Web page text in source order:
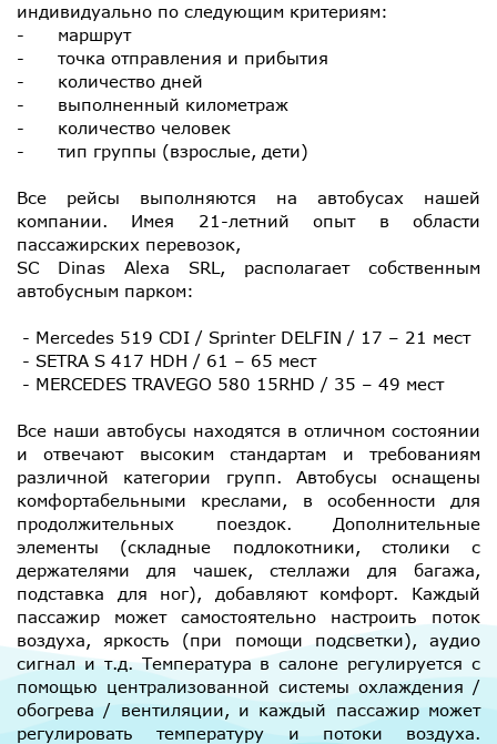
индивидуально по следующим критериям:
- маршрут
- точка отправления и прибытия
- количество дней
- выполненный километраж
- количество человек
- тип группы (взрослые, дети)
Все рейсы выполняются на автобусах нашей
компании. Имея 21-летний опыт в области
пассажирских перевозок,
SC Dinas Alexa SRL, располагает собственным
автобусным парком:
- Mercedes 519 CDI / Sprinter DELFIN / 17 – 21 мест
- SETRA S 417 HDH / 61 – 65 мест
- MERCEDES TRAVEGO 580 15RHD / 35 – 49 мест
Все наши автобусы находятся в отличном состоянии
и отвечают высоким стандартам и требованиям
различной категории групп. Автобусы оснащены
комфортабельными креслами, в особенности для
продолжительных поездок. Дополнительные
элементы (складные подлокотники, столики с
держателями для чашек, стеллажи для багажа,
подставка для ног), добавляют комфорт. Каждый
пассажир может самостоятельно настроить поток
воздуха, яркость (при помощи подсветки), аудио
сигнал и т.д. Температура в салоне регулируется с
помощью централизованной системы охлаждения /
обогрева / вентиляции, и каждый пассажир может
регулировать температуру и потоки воздуха.